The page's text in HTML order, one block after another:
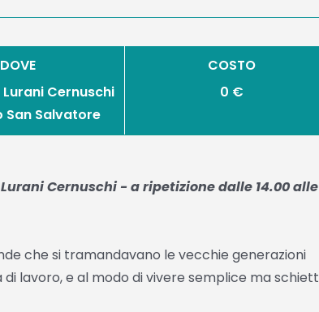
DOVE
Cernuschi
San Salvatore
COSTO
0 €
Cernuschi - a ripetizione dalle 14.00 alle
che si tramandavano le vecchie generazioni
lavoro, e al modo di vivere semplice ma